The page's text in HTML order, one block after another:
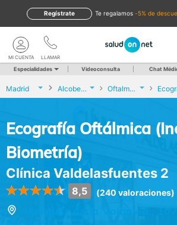
te regalamos -5% de
Regístrate
LLAMAR
MI CUENTA
Especialidades Videoconsulta Chat
Madrid Alcobendas Oftalmología
Ecografía Oftálmica
Biometría)
Clínica Valdelasfuentes 2
8,5 (240 valoraciones)